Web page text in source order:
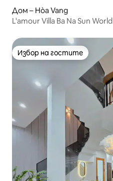
Дом – Hòa Vang
L'amour Villa Ba Na Sun World
Избор на гостите
Избор на гостите